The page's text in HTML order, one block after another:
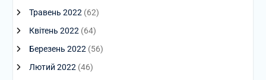
Травень 2022(62)
Квітень 2022(64)
Березень 2022(56)
Лютий 2022(46)